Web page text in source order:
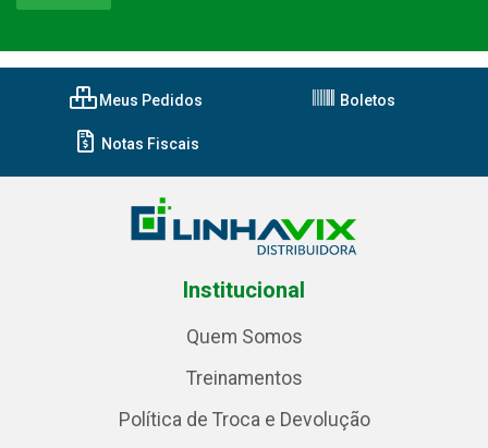
Meus Pedidos Boletos
Notas Fiscais
Institucional
Quem Somos
Treinamentos
Política de Troca e Devolução